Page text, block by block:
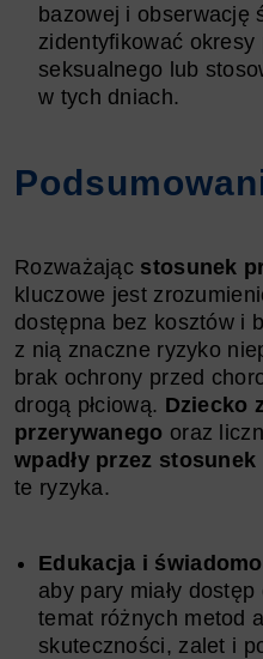
bazowej i obserwację
zidentyfikować okresy
seksualnego lub
w tych dniach.
Rozważając stosunek
kluczowe jest
dostępna bez kosztów i
z nią znaczne ryzyko
brak ochrony przed
drogą płciową. Dziecko
przerywanego oraz
wpadły przez
te ryzyka.
Edukacja i
aby pary miały
temat różnych metod
skuteczności, zalet i